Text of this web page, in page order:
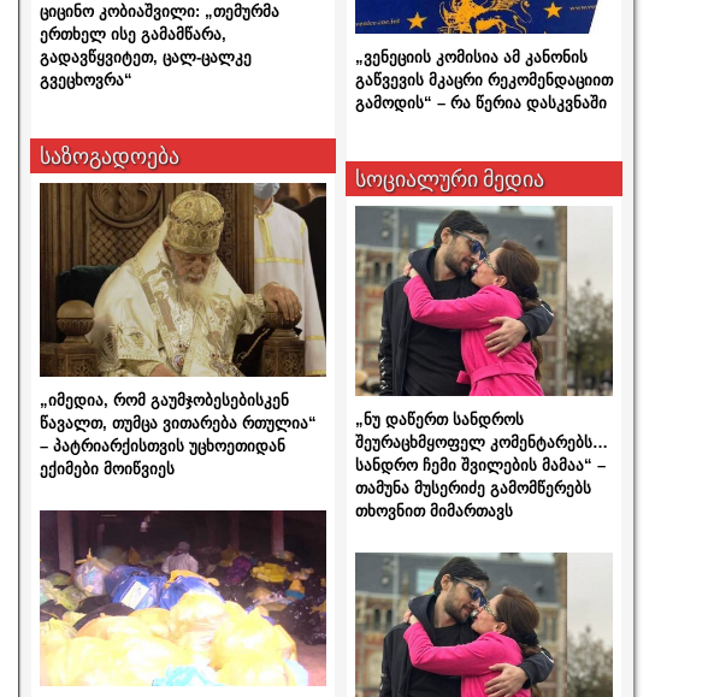
ციცინო კობიაშვილი: „თემურმა
ერთხელ ისე გამამწარა,
გადავწყვიტეთ, ცალ-ცალკე
გვეცხოვრა“
საზოგადოება
„იმედია, რომ გაუმჯობესებისკენ
წავალთ, თუმცა ვითარება რთულია“
– პატრიარქისთვის უცხოეთიდან
ექიმები მოიწვიეს
„ვენეციის კომისია ამ კანონის
გაწვევის მკაცრი რეკომენდაციით
გამოდის“ – რა წერია დასკვნაში
სოციალური მედია
„ნუ დაწერთ სანდროს
შეურაცხმყოფელ კომენტარებს…
სანდრო ჩემი შვილების მამაა“ –
თამუნა მუსერიძე გამომწერებს
თხოვნით მიმართავს